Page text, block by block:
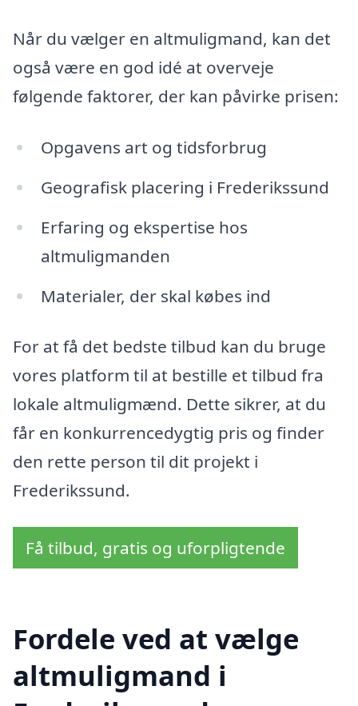
Når du vælger en altmuligmand, kan det
også være en god idé at overveje
følgende faktorer, der kan påvirke prisen:
Opgavens art og tidsforbrug
Geografisk placering i Frederikssund
Erfaring og ekspertise hos
altmuligmanden
Materialer, der skal købes ind
For at få det bedste tilbud kan du bruge
vores platform til at bestille et tilbud fra
lokale altmuligmænd. Dette sikrer, at du
får en konkurrencedygtig pris og finder
den rette person til dit projekt i
Frederikssund.
Få tilbud, gratis og uforpligtende
Fordele ved at vælge
altmuligmand i